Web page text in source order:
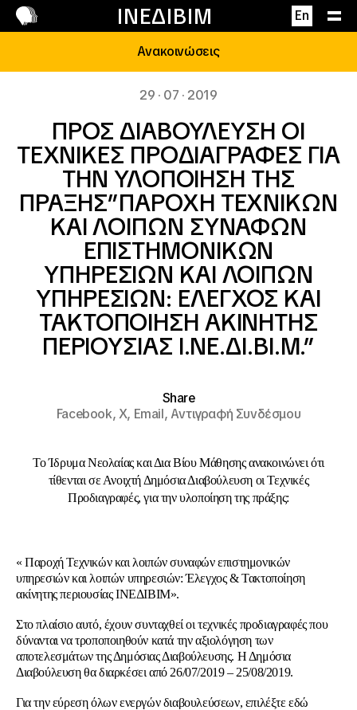
ΙΝΕΔΙΒΙΜ En
Επικοινωνία
Ανακοινώσεις
29 · 07 · 2019
ΠΡΟΣ ΔΙΑΒΟΥΛΕΥΣΗ ΟΙ
ΤΕΧΝΙΚΕΣ ΠΡΟΔΙΑΓΡΑΦΕΣ ΓΙΑ
ΤΗΝ ΥΛΟΠΟΙΗΣΗ ΤΗΣ
ΠΡΑΞΗΣ”ΠΑΡΟΧΗ ΤΕΧΝΙΚΩΝ
ΚΑΙ ΛΟΙΠΩΝ ΣΥΝΑΦΩΝ
ΕΠΙΣΤΗΜΟΝΙΚΩΝ
ΥΠΗΡΕΣΙΩΝ ΚΑΙ ΛΟΙΠΩΝ
ΥΠΗΡΕΣΙΩΝ: ΕΛΕΓΧΟΣ ΚΑΙ
ΤΑΚΤΟΠΟΙΗΣΗ ΑΚΙΝΗΤΗΣ
ΠΕΡΙΟΥΣΙΑΣ Ι.ΝΕ.ΔΙ.ΒΙ.Μ.”
Share
Facebook,X, Email,Αντιγραφή Συνδέσμου
Το Ίδρυμα Νεολαίας και Δια Βίου Μάθησης ανακοινώνει ότι
τίθενται σε Ανοιχτή Δημόσια Διαβούλευση οι Τεχνικές
Προδιαγραφές, για την υλοποίηση της πράξης:
« Παροχή Τεχνικών και λοιπών συναφών επιστημονικών
υπηρεσιών και λοιπών υπηρεσιών: Έλεγχος & Τακτοποίηση
ακίνητης περιουσίας ΙΝΕΔΙΒΙΜ».
Στο πλαίσιο αυτό, έχουν συνταχθεί οι τεχνικές προδιαγραφές που
δύνανται να τροποποιηθούν κατά την αξιολόγηση των
αποτελεσμάτων της Δημόσιας Διαβούλευσης. Η Δημόσια
Διαβούλευση θα διαρκέσει από 26/07/2019 – 25/08/2019.
Για την εύρεση όλων ενεργών διαβουλεύσεων, επιλέξτε εδώ